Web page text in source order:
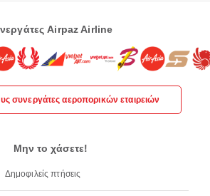
Airpaz Airline
συνεργάτες αεροπορικών εταιρειών
Μην το χάσετε!
Δημοφιλείς πτήσεις